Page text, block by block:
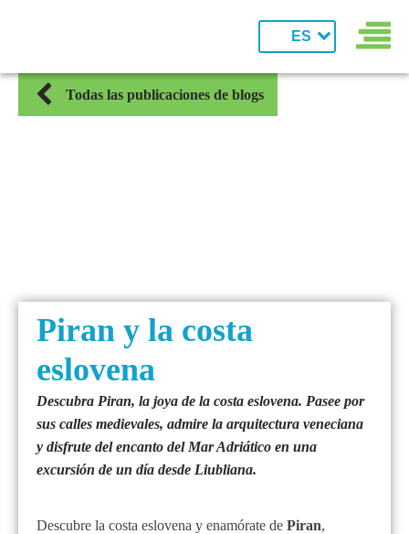
ES
Todas las publicaciones de blogs
Piran y la costa
eslovena
Descubra Piran, la joya de la costa eslovena. Pasee por
sus calles medievales, admire la arquitectura veneciana
y disfrute del encanto del Mar Adriático en una
excursión de un día desde Liubliana.
Descubre la costa eslovena y enamórate de Piran,